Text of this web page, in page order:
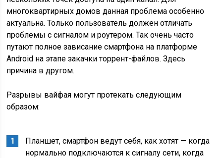
многоквартирных домов данная проблема особенно
актуальна. Только пользователь должен отличать
проблемы с сигналом и роутером. Так очень часто
путают полное зависание смартфона на платформе
Android на этапе закачки торрент-файлов. Здесь
причина в другом.
Разрывы вайфая могут протекать следующим
образом:
Планшет, смартфон ведут себя, как хотят — когда
нормально подключаются к сигналу сети, когда